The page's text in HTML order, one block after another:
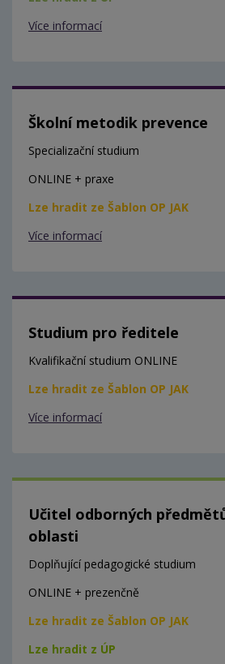
Více informací
Školní metodik prevence
Specializační studium
ONLINE + praxe
Lze hradit ze Šablon OP JAK
Více informací
Studium pro ředitele
Kvalifikační studium ONLINE
Lze hradit ze Šablon OP JAK
Více informací
Učitel odborných
oblasti
Doplňující pedagogické studium
ONLINE + prezenčně
Lze hradit ze Šablon OP JAK
Lze hradit z ÚP